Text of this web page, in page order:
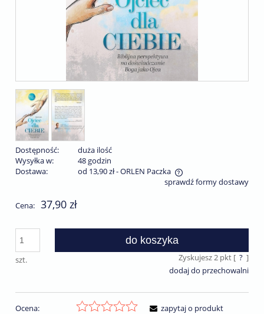
Dostępność:
duża ilość
Wysyłka w:
48 godzin
Dostawa:
od 13,90 zł- ORLEN Paczka
Cena nie zawiera ewentualnych kosztów płatnościsprawdź formy dostawy
Cena: 37,90 zł
szt.
do koszyka
Zyskujesz2pkt [ ? ]
dodaj do przechowalni
Ocena:
zapytaj o produkt